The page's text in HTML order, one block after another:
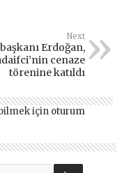
Next
Erdoğan,
cenaze
törenine katıldı
için oturum